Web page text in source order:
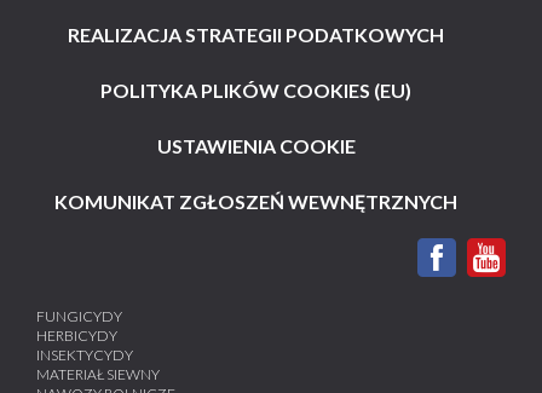
REALIZACJA STRATEGII PODATKOWYCH
POLITYKA PLIKÓW COOKIES (EU)
USTAWIENIA COOKIE
KOMUNIKAT ZGŁOSZEŃ WEWNĘTRZNYCH
FUNGICYDY
HERBICYDY
INSEKTYCYDY
MATERIAŁ SIEWNY